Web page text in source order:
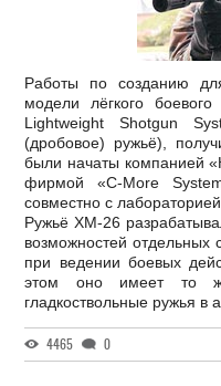
Работы по созданию
модели лёгкого
Lightweight Shotgun
(дробовое) ружьё),
были начаты компанией
фирмой «C-More
совместно с
Ружьё ХМ-26
возможностей отдельных
при ведении боевых
этом оно имеет то
гладкоствольные ружья в
4465 0